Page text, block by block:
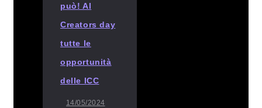
può! Al
Creators day
tutte le
opportunità
delle ICC
14/05/2024